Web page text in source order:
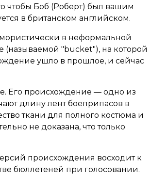
чтобы Боб (Роберт) был вашим
в британском английском.
в неформальной
(называемой "bucket"), на которой
ушло в прошлое, и сейчас
Его происхождение — одно из
длину лент боеприпасов в
ткани для полного костюма и
не доказана, что только
происхождения восходит к
бюллетеней при голосовании.